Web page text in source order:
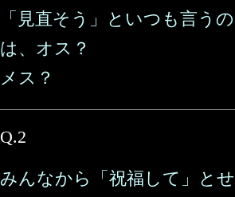
「見直そう」といつも言うの
は、オス？
メス？
Q.2
みんなから「祝福して」とせ